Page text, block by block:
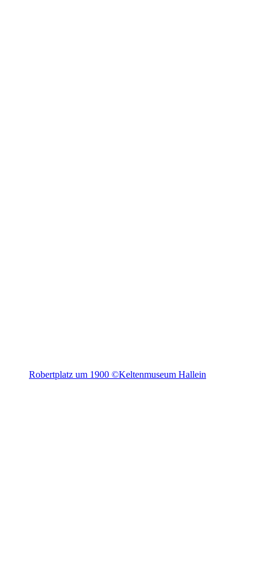
Robertplatz um 1900 ©Keltenmuseum Hallein